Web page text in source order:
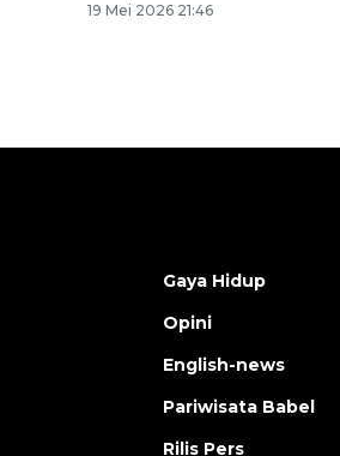
19 Mei 2026 21:46
Gaya Hidup
Opini
English-news
Pariwisata Babel
Rilis Pers